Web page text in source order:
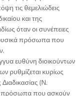
τις θεμελιώδεις
και της
όταν οι συνέπειες
φυσικά πρόσωπα που
ευθύνη διοικούντων
ρυθμίζεται κυρίως
(Ν.
πρόσωπα που ασκούν